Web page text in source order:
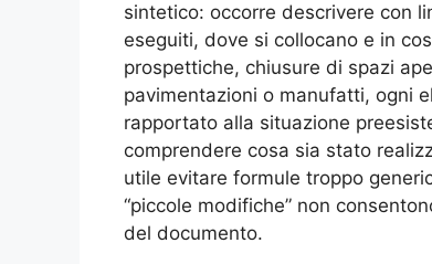
sintetico: occorre descrivere con
eseguiti, dove si collocano e in
prospettiche, chiusure di spazi
pavimentazioni o manufatti, ogni
rapportato alla situazione
comprendere cosa sia stato
utile evitare formule troppo
“piccole modifiche” non
del documento.